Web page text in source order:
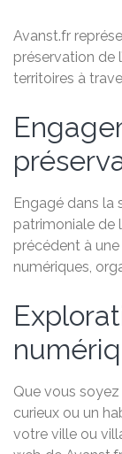
Avanst.fr
préservation de
territoires à
Engagé dans la
patrimoniale de
précédent à
numériques,
Que vous
curieux ou un
votre ville ou